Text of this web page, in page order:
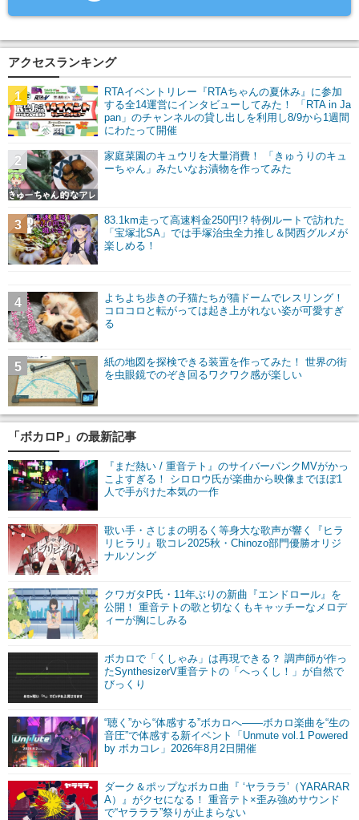
アクセスランキング
RTAイベントリレー『RTAちゃんの夏休み』に参加
する全14運営にインタビューしてみた！ 「RTA in Ja
pan」のチャンネルの貸し出しを利用し8/9から1週間
にわたって開催
1
家庭菜園のキュウリを大量消費！ 「きゅうりのキュ
ーちゃん」みたいなお漬物を作ってみた
2
83.1km走って高速料金250円!? 特例ルートで訪れた
「宝塚北SA」では手塚治虫全力推し＆関西グルメが
楽しめる！
3
よちよち歩きの子猫たちが猫ドームでレスリング！
コロコロと転がっては起き上がれない姿が可愛すぎ
る
4
紙の地図を探検できる装置を作ってみた！ 世界の街
を虫眼鏡でのぞき回るワクワク感が楽しい
5
「ボカロP」の最新記事
『まだ熱い / 重音テト』のサイバーパンクMVがかっ
こよすぎる！ シロロウ氏が楽曲から映像までほぼ1
人で手がけた本気の一作
歌い手・さじまの明るく等身大な歌声が響く『ヒラ
リヒラリ』歌コレ2025秋・Chinozo部門優勝オリジ
ナルソング
クワガタP氏・11年ぶりの新曲『エンドロール』を
公開！ 重音テトの歌と切なくもキャッチーなメロデ
ィーが胸にしみる
ボカロで「くしゃみ」は再現できる？ 調声師が作っ
たSynthesizerV重音テトの「へっくし！」が自然で
びっくり
“聴く”から“体感する”ボカロへ――ボカロ楽曲を“生の
音圧”で体感する新イベント「Unmute vol.1 Powered
by ボカコレ」2026年8月2日開催
ダーク＆ポップなボカロ曲『 ‘ヤラララ’（YARARAR
A）』がクセになる！ 重音テト×歪み強めサウンド
で“ヤラララ”祭りが止まらない